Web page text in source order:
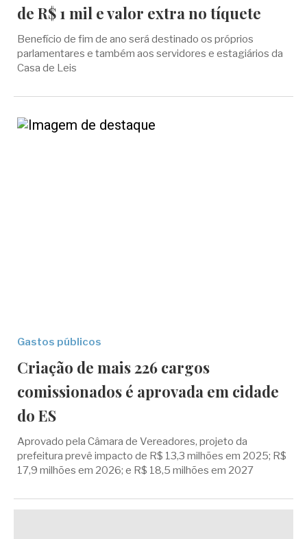
de R$ 1 mil e valor extra no tíquete
Benefício de fim de ano será destinado os próprios
parlamentares e também aos servidores e estagiários da
Casa de Leis
Gastos públicos
Criação de mais 226 cargos
comissionados é aprovada em cidade
do ES
Aprovado pela Câmara de Vereadores, projeto da
prefeitura prevê impacto de R$ 13,3 milhões em 2025; R$
17,9 milhões em 2026; e R$ 18,5 milhões em 2027